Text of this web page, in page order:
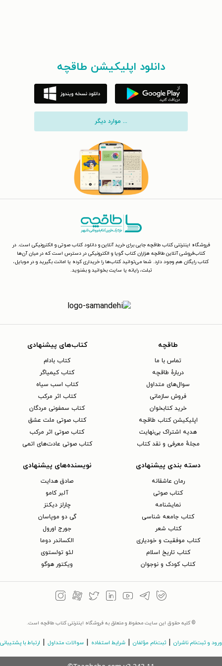
دانلود اپلیکیشن طاقچه
... موارد دیگر
فروشگاه اینترنتی کتاب طاقچه جایی برای خرید آنلاین و دانلود کتاب صوتی و الکترونیکی است. در
کتاب‌فروشی آنلاین طاقچه هزاران کتاب گویا و الکترونیکی در دسترس است که در میان آن‌ها
کتاب رایگان هم وجود دارد. شما می‌توانید کتاب‌ها را خریداری کرده یا امانت بگیرید و در موبایل،
تبلت، رایانه یا سایت بخوانید و بشنوید.
طاقچه
تماس با ما
دربارهٔ طاقچه
سوال‌های متداول
فروش سازمانی
خرید کتابخوان
اپلیکیشن کتاب طاقچه
هدیه اشتراک بی‌نهایت
مجلهٔ معرفی و نقد کتاب
کتاب‌های پیشنهادی
کتاب بادام
کتاب کیمیاگر
کتاب اسب سیاه
کتاب اثر مرکب
کتاب سمفونی مردگان
کتاب صوتی ملت عشق
کتاب صوتی اثر مرکب
کتاب صوتی عادت‌های اتمی
دسته بندی پیشنهادی
رمان عاشقانه
کتاب‌ صوتی
نمایشنامه
کتاب جامعه شناسی
کتاب شعر
کتاب موفقیت و خودیاری
کتاب تاریخ اسلام
کتاب کودک و نوجوان
نویسنده‌های پیشنهادی
صادق هدایت
آلبر کامو
چارلز دیکنز
گی دو موپاسان
جورج اورول
الکساندر دوما
لئو تولستوی
ویکتور هوگو
© کلیه حقوق این سایت محفوظ و متعلق به فروشگاه اینترنتی کتاب طاقچه است.
ورود و ثبت‌نام ناشران ثبت‌نام مؤلفان شرایط استفاده سوالات متداول ارتباط با پشتیبانی